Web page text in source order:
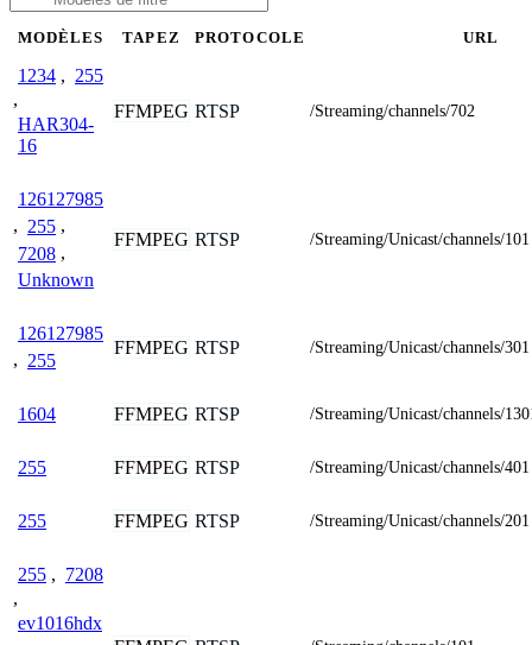
MODÈLES TAPEZ PROTOCOLE URL
1234 , 255
,
HAR304-
16
FFMPEG RTSP /Streaming/channels/702
126127985
, 255 ,
7208 ,
Unknown
FFMPEG RTSP /Streaming/Unicast/channels/101
126127985
, 255
FFMPEG RTSP /Streaming/Unicast/channels/301
1604 FFMPEG RTSP /Streaming/Unicast/channels/
255 FFMPEG RTSP /Streaming/Unicast/channels/401
255 FFMPEG RTSP /Streaming/Unicast/channels/201
255 , 7208
,
ev1016hdx